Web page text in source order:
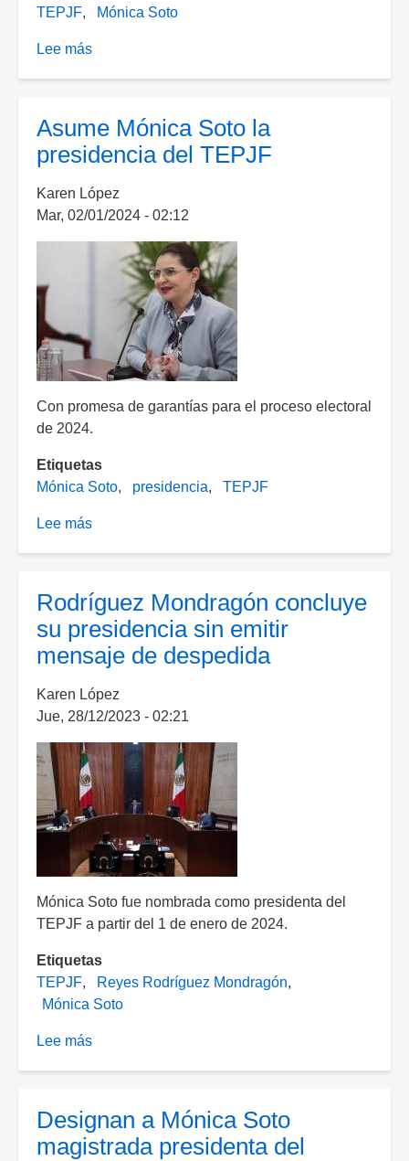
TEPJF
Mónica Soto
Lee más
que
habrá
y
unidad
en
TEPJF
primera
sesión
como
presidenta
Asume Mónica Soto la
presidencia del TEPJF
Karen López
Mar, 02/01/2024 - 02:12
Con promesa de garantías para el proceso electoral
de 2024.
Etiquetas
Mónica Soto
presidencia TEPJF
Lee más
Soto
la
presidencia
del
Rodríguez Mondragón concluye
su presidencia sin emitir
mensaje de despedida
Karen López
Jue, 28/12/2023 - 02:21
Mónica Soto fue nombrada como presidenta del
TEPJF a partir del 1 de enero de 2024.
Etiquetas
TEPJF
Reyes Rodríguez Mondragón
Mónica Soto
Lee más
su
presidencia
Designan a Mónica Soto
magistrada presidenta del